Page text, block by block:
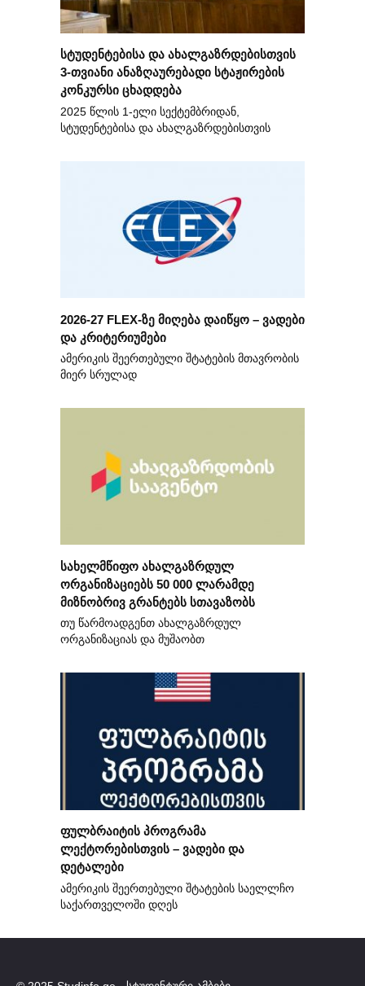
სტუდენტებისა და ახალგაზრდებისთვის
3-თვიანი ანაზღაურებადი სტაჟირების
კონკურსი ცხადდება
2025 წლის 1-ელი სექტემბრიდან,
სტუდენტებისა და ახალგაზრდებისთვის
2026-27 FLEX-ზე მიღება დაიწყო – ვადები
და კრიტერიუმები
ამერიკის შეერთებული შტატების მთავრობის
მიერ სრულად
სახელმწიფო ახალგაზრდულ
ორგანიზაციებს 50 000 ლარამდე
მიზნობრივ გრანტებს სთავაზობს
თუ წარმოადგენთ ახალგაზრდულ
ორგანიზაციას და მუშაობთ
ფულბრაიტის პროგრამა
ლექტორებისთვის – ვადები და
დეტალები
ამერიკის შეერთებული შტატების საელლჩო
საქართველოში დღეს